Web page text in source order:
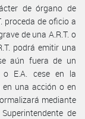
de órgano de
proceda de oficio a
de una A.R.T. o
podrá emitir una
aún fuera de un
o E.A. cese en la
una acción o en
mediante
de